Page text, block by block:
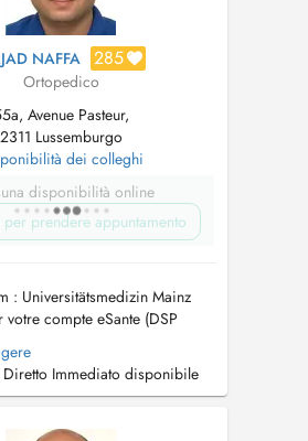
NAFFA 285
Ortopedico
Avenue Pasteur,
2311 Lussemburgo
dei colleghi
disponibilità online
prendere appuntamento
: Universitätsmedizin Mainz
votre compte eSante (DSP
Tout rendez-vous NON
NON ANNULE 24h l'AVANCE
Termine, die nicht
abgesagt werden, sind
Immediato disponibile